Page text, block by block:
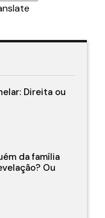
Direita ou
da família
Ou